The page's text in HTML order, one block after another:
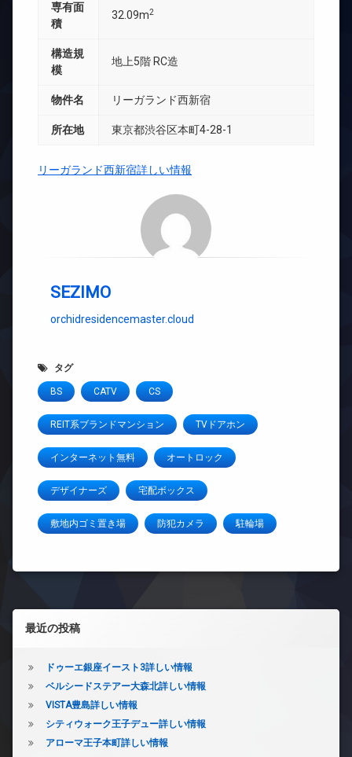
専有面
積
32.09m2
構造規
模
地上5階 RC造
物件名 リーガランド西新宿
所在地 東京都渋谷区本町4-28-1
リーガランド西新宿詳しい情報
SEZIMO
orchidresidencemaster.cloud
タグ
BS CATV CS
REIT系ブランドマンション TVドアホン
インターネット無料 オートロック
デザイナーズ 宅配ボックス
敷地内ゴミ置き場 防犯カメラ 駐輪場
左サイドバー
最近の投稿
ドゥーエ銀座イースト3詳しい情報
ベルシードステアー大森北詳しい情報
VISTA豊島詳しい情報
シティウォーク王子デュー詳しい情報
アローマ王子本町詳しい情報